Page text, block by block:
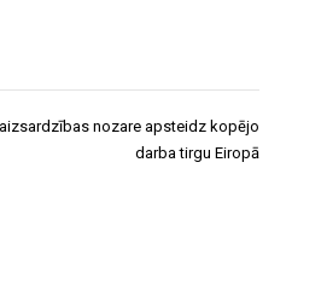
nozare apsteidz kopējo
darba tirgu Eiropā